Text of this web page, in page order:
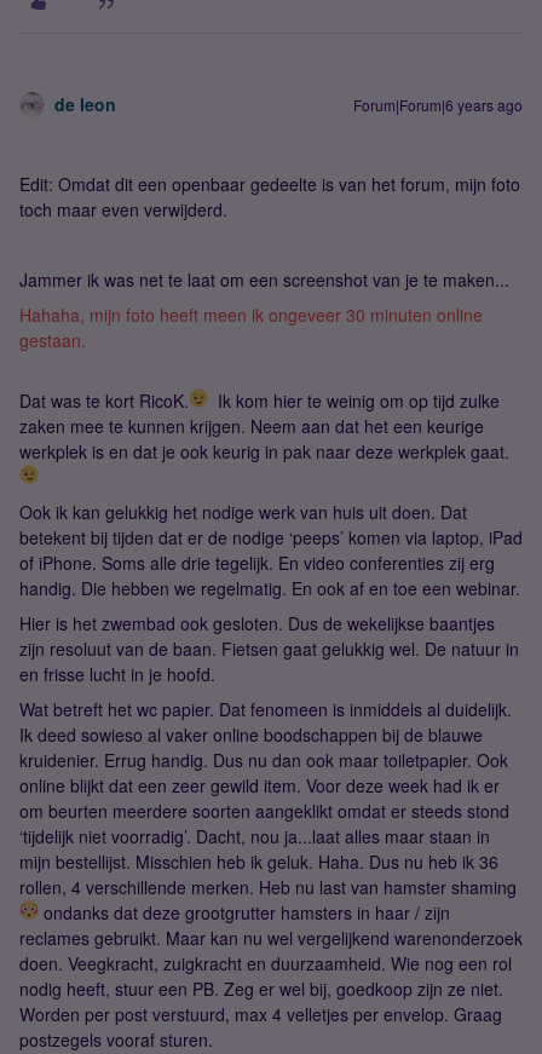
de leon Forum|Forum|6 years ago
Edit: Omdat dit een openbaar gedeelte is van het forum, mijn foto
toch maar even verwijderd.
Jammer ik was net te laat om een screenshot van je te maken...
Hahaha, mijn foto heeft meen ik ongeveer 30 minuten online
gestaan.
Dat was te kort RicoK.
Ik kom hier te weinig om op tijd zulke
zaken mee te kunnen krijgen. Neem aan dat het een keurige
werkplek is en dat je ook keurig in pak naar deze werkplek gaat.
Ook ik kan gelukkig het nodige werk van huis uit doen. Dat
betekent bij tijden dat er de nodige ‘peeps’ komen via laptop, iPad
of iPhone. Soms alle drie tegelijk. En video conferenties zij erg
handig. Die hebben we regelmatig. En ook af en toe een webinar.
Hier is het zwembad ook gesloten. Dus de wekelijkse baantjes
zijn resoluut van de baan. Fietsen gaat gelukkig wel. De natuur in
en frisse lucht in je hoofd.
Wat betreft het wc papier. Dat fenomeen is inmiddels al duidelijk.
Ik deed sowieso al vaker online boodschappen bij de blauwe
kruidenier. Errug handig. Dus nu dan ook maar toiletpapier. Ook
online blijkt dat een zeer gewild item. Voor deze week had ik er
om beurten meerdere soorten aangeklikt omdat er steeds stond
‘tijdelijk niet voorradig’. Dacht, nou ja...laat alles maar staan in
mijn bestellijst. Misschien heb ik geluk. Haha. Dus nu heb ik 36
rollen, 4 verschillende merken. Heb nu last van hamster shaming
ondanks dat deze grootgrutter hamsters in haar / zijn
reclames gebruikt. Maar kan nu wel vergelijkend warenonderzoek
doen. Veegkracht, zuigkracht en duurzaamheid. Wie nog een rol
nodig heeft, stuur een PB. Zeg er wel bij, goedkoop zijn ze niet.
Worden per post verstuurd, max 4 velletjes per envelop. Graag
postzegels vooraf sturen.